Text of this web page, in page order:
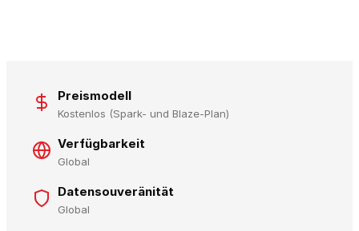
Preismodell
Kostenlos (Spark- und Blaze-Plan)
Verfügbarkeit
Global
Datensouveränität
Global